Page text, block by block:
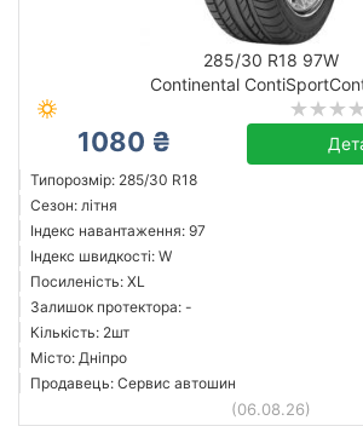
285/30 R18 97W
Continental
1080 ₴
Типорозмір: 285/30 R18
Сезон: літня
Індекс навантаження: 97
Індекс швидкості: W
Посиленість: XL
Залишок протектора: -
Кількість: 2шт
Місто: Дніпро
Продавець: Сервис автошин
(06.08.26)